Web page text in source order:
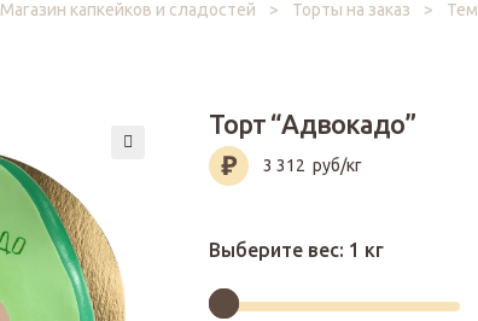
Магазин капкейков и сладостей > Торты на заказ >
Торт “Адвокадо”
3 312 руб/кг
Выберите вес: 1 кг